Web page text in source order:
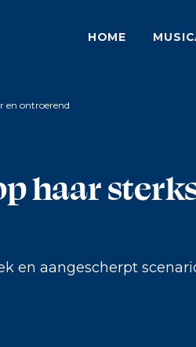
HOME
en ontroerend
haar
en aangescherpt